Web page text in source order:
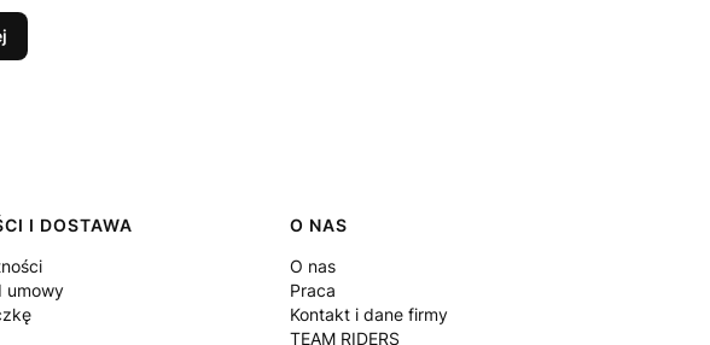
I DOSTAWA
umowy
O NAS
O nas
Praca
Kontakt i dane firmy
TEAM RIDERS